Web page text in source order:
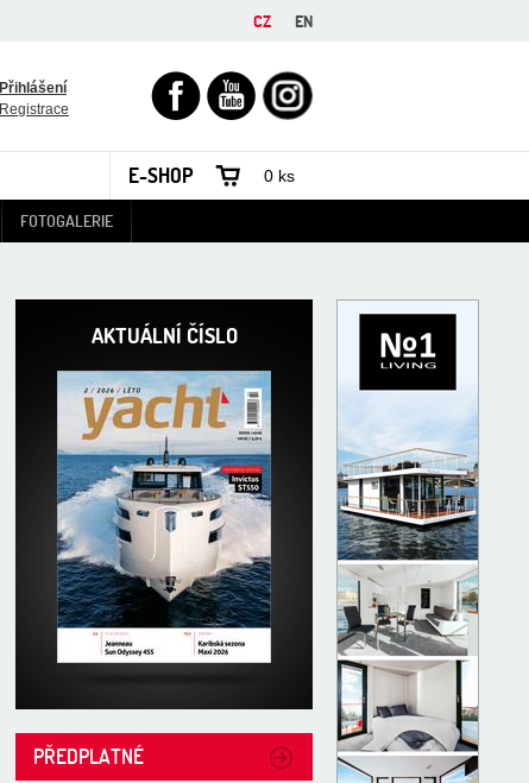
E-SHOP 0 ks
FOTOGALERIE
AKTUÁLNÍ ČÍSLO
PŘEDPLATNÉ
EN
CZ
Přihlášení
Registrace
FACEBOOKYOUTUBEINSTAGRAM